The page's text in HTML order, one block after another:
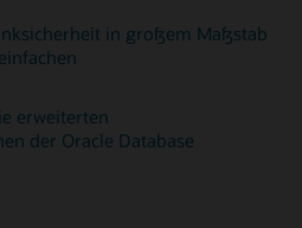
in großem Maßstab
erweiterten
der Oracle Database